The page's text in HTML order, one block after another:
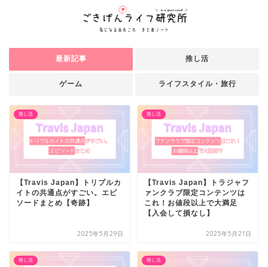
最新記事 推し活
ゲーム ライフスタイル・旅行
推し活
【Travis Japan】トリプルカ
イトの共通点がすごい。エピ
ソードまとめ【奇跡】
2025年5月29日
推し活
【Travis Japan】トラジャフ
ァンクラブ限定コンテンツは
これ！お値段以上で大満足
【入会して損なし】
2025年5月21日
推し活 推し活